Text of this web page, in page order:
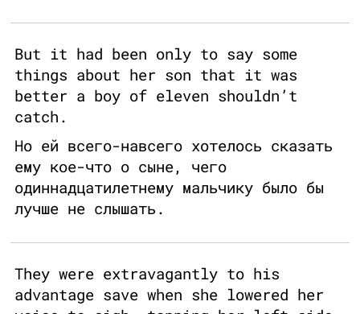
But it had been only to say some
things about her son that it was
better a boy of eleven shouldn’t
catch.
Но ей всего-навсего хотелось сказать
ему кое-что о сыне, чего
одиннадцатилетнему мальчику было бы
лучше не слышать.
They were extravagantly to his
advantage save when she lowered her